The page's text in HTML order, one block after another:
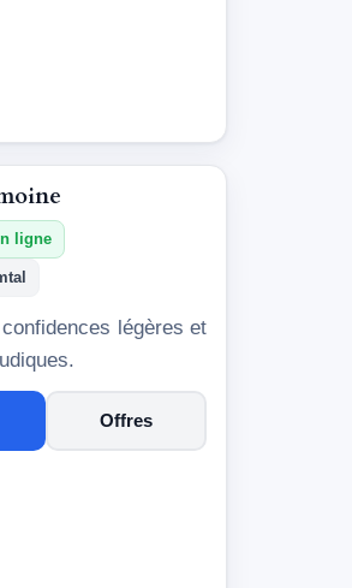
ligne
légères et
Offres